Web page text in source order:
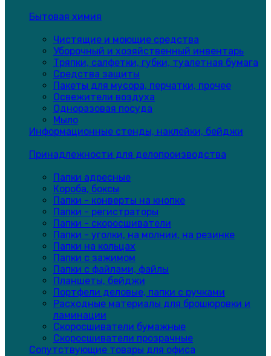
Бытовая химия
Чистящие и моющие средства
Уборочный и хозяйственный инвентарь
Тряпки, салфетки, губки, туалетная бумага
Средства защиты
Пакеты для мусора, перчатки, прочее
Освежители воздуха
Одноразовая посуда
Мыло
Информационные стенды, наклейки, бейджи
Принадлежности для делопроизводства
Папки адресные
Короба, боксы
Папки - конверты на кнопке
Папки - регистраторы
Папки - скоросшиватели
Папки - уголки, на молнии, на резинке
Папки на кольцах
Папки с зажимом
Папки с файлами, файлы
Планшеты, бейджи
Портфели деловые, папки с ручками
Расходные материалы для брошюровки и
ламинации
Скоросшиватели бумажные
Скоросшиватели прозрачные
Сопутствующие товары для офиса